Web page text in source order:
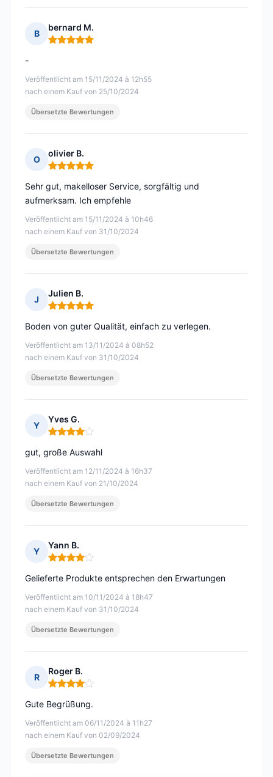
B
bernard M.
Hinweis: 5 von 5
Veröffentlicht am 15/11/2024 à 12h55
nach einem Kauf von 25/10/2024
-
Übersetzte Bewertungen
O
olivier B.
Hinweis: 5 von 5
Veröffentlicht am 15/11/2024 à 10h46
nach einem Kauf von 31/10/2024
Sehr gut, makelloser Service, sorgfältig und
aufmerksam. Ich empfehle
Übersetzte Bewertungen
J
Julien B.
Hinweis: 5 von 5
Veröffentlicht am 13/11/2024 à 08h52
nach einem Kauf von 31/10/2024
Boden von guter Qualität, einfach zu verlegen.
Übersetzte Bewertungen
Y
Yves G.
Hinweis: 4 von 5
Veröffentlicht am 12/11/2024 à 16h37
nach einem Kauf von 21/10/2024
gut, große Auswahl
Übersetzte Bewertungen
Y
Yann B.
Hinweis: 4 von 5
Veröffentlicht am 10/11/2024 à 18h47
nach einem Kauf von 31/10/2024
Gelieferte Produkte entsprechen den Erwartungen
Übersetzte Bewertungen
R
Roger B.
Hinweis: 4 von 5
Veröffentlicht am 06/11/2024 à 11h27
nach einem Kauf von 02/09/2024
Gute Begrüßung.
Übersetzte Bewertungen